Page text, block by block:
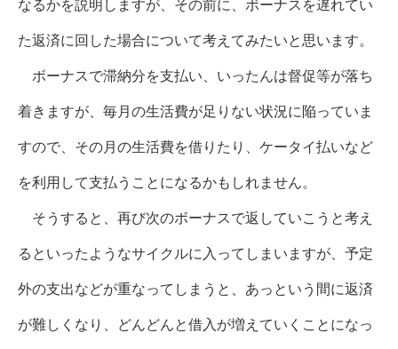
なるかを説明しますが、その前に、ボーナスを遅れてい
た返済に回した場合について考えてみたいと思います。
ボーナスで滞納分を支払い、いったんは督促等が落ち
着きますが、毎月の生活費が足りない状況に陥っていま
すので、その月の生活費を借りたり、ケータイ払いなど
を利用して支払うことになるかもしれません。
そうすると、再び次のボーナスで返していこうと考え
るといったようなサイクルに入ってしまいますが、予定
外の支出などが重なってしまうと、あっという間に返済
が難しくなり、どんどんと借入が増えていくことになっ